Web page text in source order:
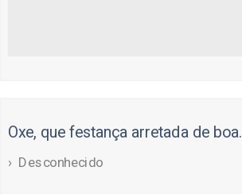
Oxe, que festança arretada de boa.
Desconhecido